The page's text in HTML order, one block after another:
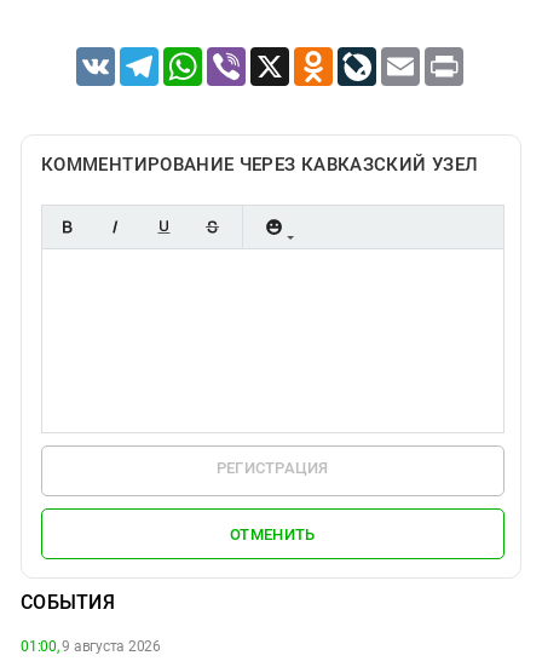
VK TelegramWhatsApp
Viber X Odnoklassniki
LiveJournal
Email Print
КОММЕНТИРОВАНИЕ ЧЕРЕЗ КАВКАЗСКИЙ УЗЕЛ
РЕГИСТРАЦИЯ
ОТМЕНИТЬ
СОБЫТИЯ
01:00,9 августа 2026